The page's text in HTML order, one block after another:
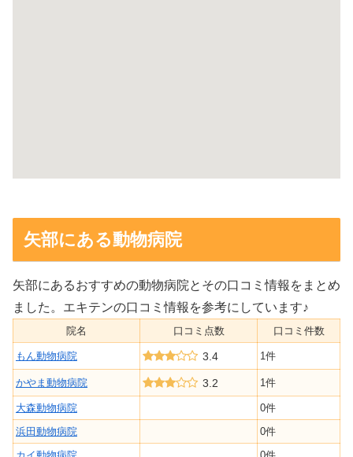
矢部にある動物病院
矢部にあるおすすめの動物病院とその口コミ情報をまとめ
ました。エキテンの口コミ情報を参考にしています♪
院名 口コミ点数 口コミ件数
もん動物病院 3.4 1件
かやま動物病院 3.2 1件
大森動物病院
0件
浜田動物病院
0件